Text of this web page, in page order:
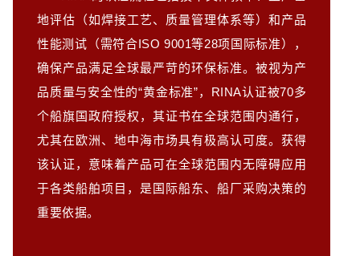
地评估（如焊接工艺、质量管理体系等）和产品
性能测试（需符合ISO 9001等28项国际标准），
确保产品满足全球最严苛的环保标准。被视为产
品质量与安全性的“黄金标准”，RINA认证被70多
个船旗国政府授权，其证书在全球范围内通行，
尤其在欧洲、地中海市场具有极高认可度。获得
该认证，意味着产品可在全球范围内无障碍应用
于各类船舶项目，是国际船东、船厂采购决策的
重要依据。